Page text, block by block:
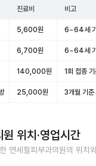
진료비 비고
5,600원 6~64세
6,700원 6~64세
140,000원 1회 접종
25,000원 3개월 기준
원 위치·영업시간
연세힐피부과의원의 위치